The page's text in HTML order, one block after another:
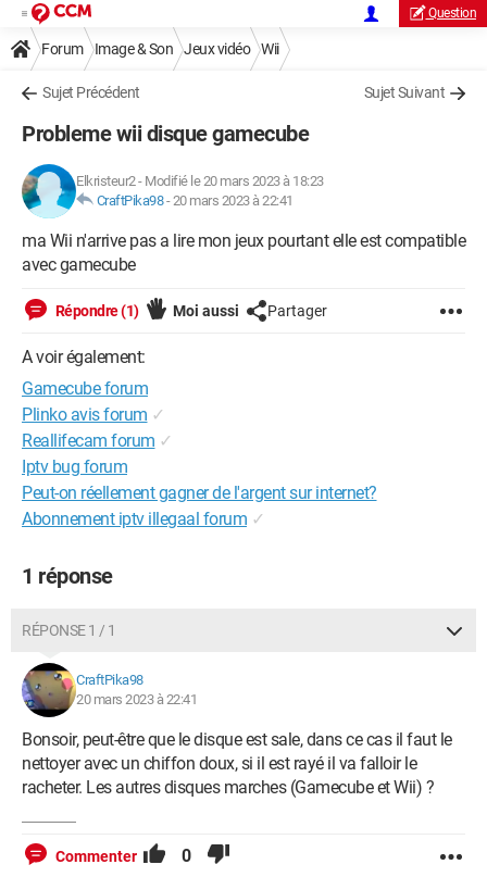
Question
Forum Image & Son Jeux vidéo Wii
Sujet Précédent Sujet Suivant
Probleme wii disque gamecube
Elkristeur2- Modifié le 20 mars 2023 à 18:23
CraftPika98-20 mars 2023 à 22:41
ma Wii n'arrive pas a lire mon jeux pourtant elle est compatible
avec gamecube
Répondre (1) Moi aussi Partager
A voir également:
Gamecube forum
Plinko avis forum ✓
Reallifecam forum ✓
Iptv bug forum
Peut-on réellement gagner de l'argent sur internet?
Abonnement iptv illegaal forum ✓
1 réponse
RÉPONSE 1 / 1
CraftPika98
20 mars 2023 à 22:41
Bonsoir, peut-être que le disque est sale, dans ce cas il faut le
nettoyer avec un chiffon doux, si il est rayé il va falloir le
racheter. Les autres disques marches (Gamecube et Wii) ?
Commenter 0